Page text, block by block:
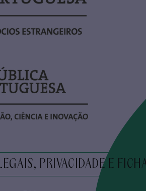
PRIVACIDADE E